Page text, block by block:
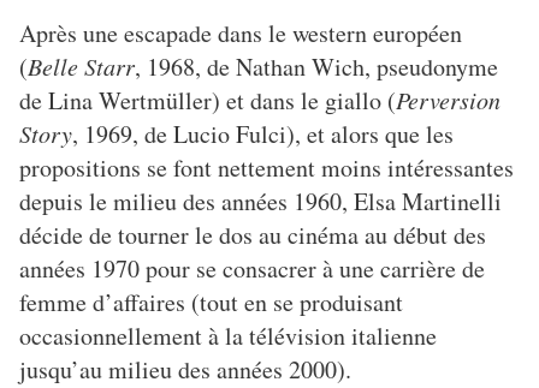
Après une escapade dans le western européen
(Belle Starr, 1968, de Nathan Wich, pseudonyme
de Lina Wertmüller) et dans le giallo (Perversion
Story, 1969, de Lucio Fulci), et alors que les
propositions se font nettement moins intéressantes
depuis le milieu des années 1960, Elsa Martinelli
décide de tourner le dos au cinéma au début des
années 1970 pour se consacrer à une carrière de
femme d’affaires (tout en se produisant
occasionnellement à la télévision italienne
jusqu’au milieu des années 2000).